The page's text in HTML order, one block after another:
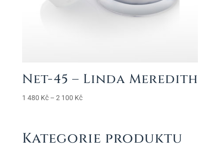
Net-45 – Linda Meredith
1 480 Kč – 2 100 KčRozpětí
až
Kategorie produktu